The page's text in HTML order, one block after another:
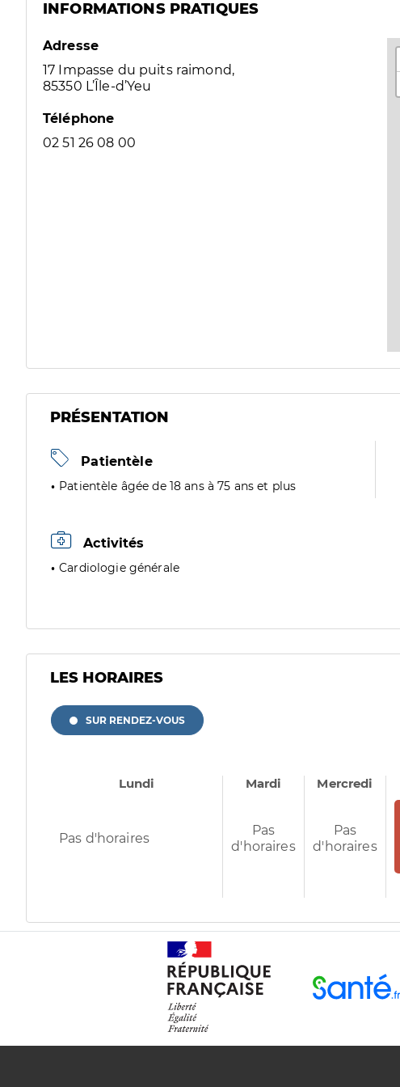
INFORMATIONS PRATIQUES
Adresse
17 Impasse du puits raimond,
85350 L’Île-d’Yeu
Téléphone
02 51 26 08 00
PRÉSENTATION
Patientèle
Patientèle âgée de 18 ans à 75 ans et plus
Activités
Cardiologie générale
LES HORAIRES
SUR RENDEZ-VOUS
OPTION SÉLECTIONNÉE
Lundi
Pas d'horaires
Mardi
Pas
d'horaires
Mercredi
Pas
d'horaires